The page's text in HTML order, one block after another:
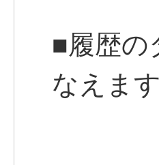
■履歴の
なえます